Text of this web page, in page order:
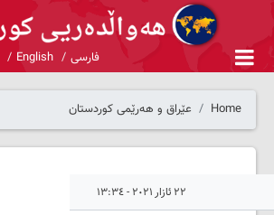
فارسی English
Home عێراق و هەرێمی کوردستان
٢٢ ئازار ٢٠٢١ - ١٣:٣٤